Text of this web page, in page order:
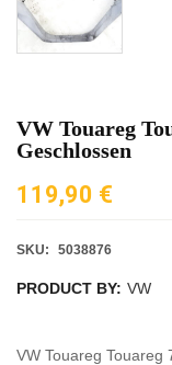
VW Touareg
Geschlossen
119,90 €
SKU: 5038876
PRODUCT BY: VW
VW Touareg Touareg